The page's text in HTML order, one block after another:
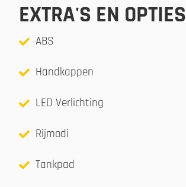
EXTRA'S EN OPTIES
ABS
Handkappen
LED Verlichting
Rijmodi
Tankpad